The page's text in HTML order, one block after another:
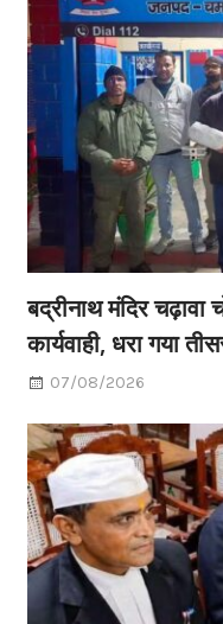
बद्रीनाथ मंदिर चढ़ावा
कार्यवाही, धरा गया
07/08/2026